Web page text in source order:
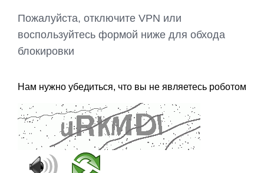
Пожалуйста, отключите VPN или
воспользуйтесь формой ниже для обхода
блокировки
Нам нужно убедиться, что вы не являетесь роботом